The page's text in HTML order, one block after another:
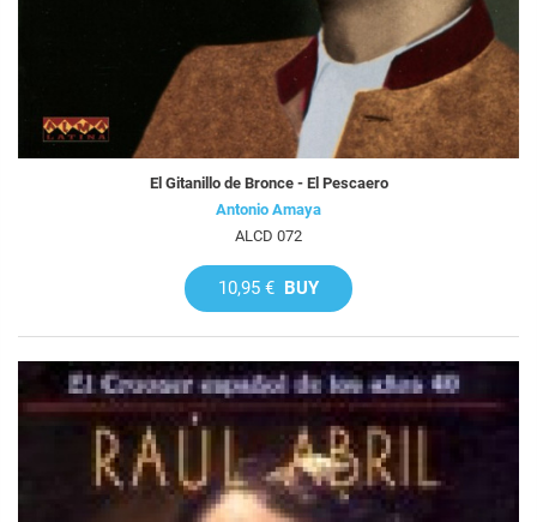
El Gitanillo de Bronce - El Pescaero
Antonio Amaya
ALCD 072
10,95 € BUY